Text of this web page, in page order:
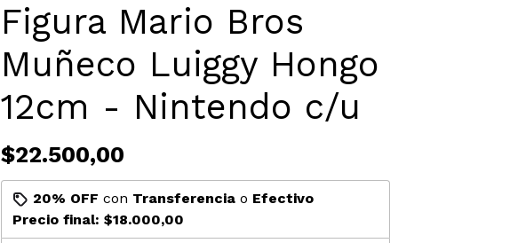
Figura Mario Bros
Muñeco Luiggy Hongo
12cm - Nintendo c/u
$22.500,00
20% OFF con Transferenciao Efectivo
Precio final: $18.000,00